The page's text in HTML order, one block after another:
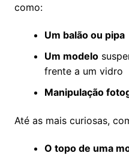
como:
Um balão ou pipa
Um modelo
frente a um vidro
Manipulação
Até as mais curiosas,
O topo de uma